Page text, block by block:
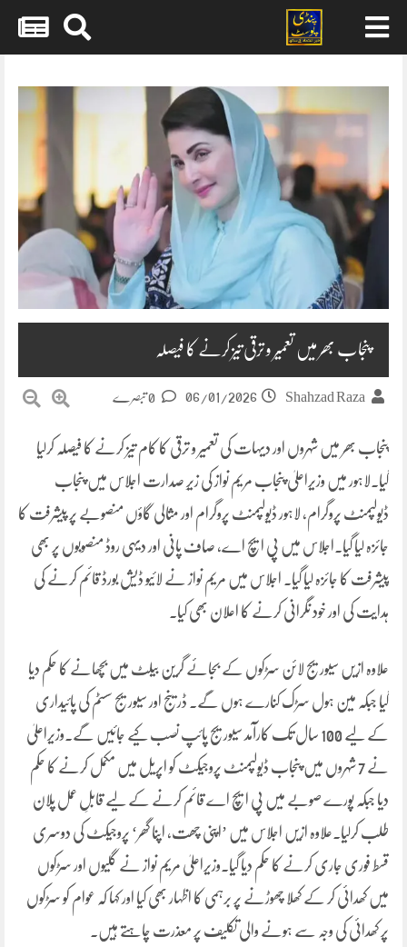
content
پنجاب بھر میں تعمیر و ترقی تیز کرنے کا فیصلہ
Shahzad Raza
06/01/2026
پنجاب بھر میں شہروں اور دیہات کی تعمیر و ترقی کا کام تیز کرنے کا فیصلہ کرلیا
گیا۔لاہور میں وزیراعلیٰ پنجاب مریم نواز کی زیرِ صدارت اجلاس میں پنجاب
ڈیولپمنٹ پروگرام، لاہور ڈیولپمنٹ پروگرام اور مثالی گاؤں منصوبے پر پیشرفت کا
جائزہ لیا گیا۔اجلاس میں پی ایچ اے، صاف پانی اور دیہی روڈ منصوبوں پر بھی
پیشرفت کا جائزہ لیا گیا۔ اجلاس میں مریم نواز نے لائیو ڈیش بورڈ قائم کرنے کی
ہدایت کی اور خود نگرانی کرنے کا اعلان بھی کیا۔
علاوہ ازیں سیوریج لائن سڑکوں کے بجائے گرین بیلٹ میں بچھانے کا حکم دیا
گیا جبکہ مین ہول سڑک کنارے ہوں گے۔ ڈرینج اور سیوریج سسٹم کی پائیداری
کے لیے 100 سال تک کارآمد سیوریج پائپ نصب کیے جائیں گے۔وزیراعلیٰ
نے 7 شہروں میں پنجاب ڈیولپمنٹ پروجیکٹ کو اپریل میں مکمل کرنے کا حکم
دیا جبکہ پورے صوبے میں پی ایچ اے قائم کرنے کے لیے قابلِ عمل پلان
طلب کرلیا۔علاوہ ازیں اجلاس میں ’اپنی چھت، اپنا گھر‘ پروجیکٹ کی دوسری
قسط فوری جاری کرنے کا حکم دیا گیا۔وزیراعلیٰ مریم نواز نے گلیوں اور سڑکوں
میں کھدائی کر کے کھلا چھوڑنے پر برہمی کا اظہار بھی کیا اور کہا کہ عوام کو سڑکوں
پر کھدائی کی وجہ سے ہونے والی تکلیف پر معذرت چاہتے ہیں۔